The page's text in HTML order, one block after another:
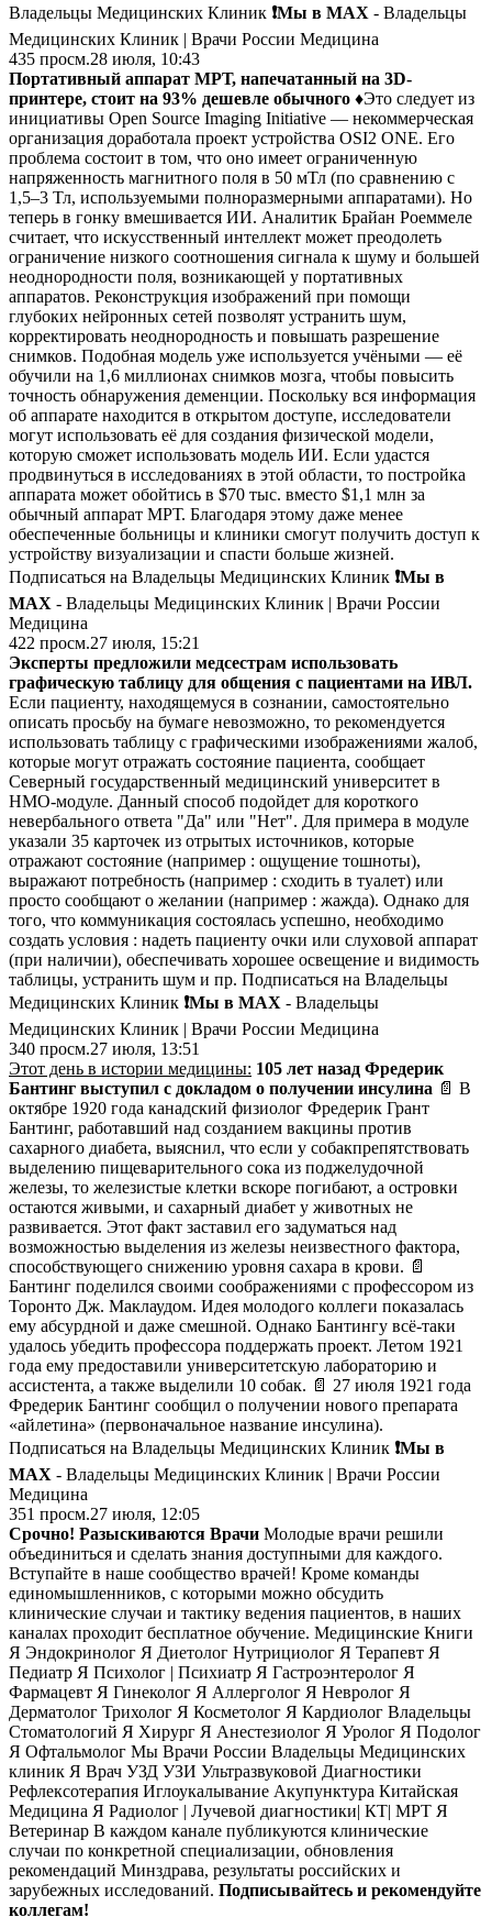
Владельцы Медицинских Клиник ❗️Мы в MAX - Владельцы
Медицинских Клиник | Врачи России Медицина
435 просм.28 июля, 10:43
Портативный аппарат МРТ, напечатанный на 3D-
принтере, стоит на 93% дешевле обычного ♦️Это следует из
инициативы Open Source Imaging Initiative — некоммерческая
организация доработала проект устройства OSI2 ONE. Его
проблема состоит в том, что оно имеет ограниченную
напряженность магнитного поля в 50 мТл (по сравнению с
1,5–3 Тл, используемыми полноразмерными аппаратами). Но
теперь в гонку вмешивается ИИ. Аналитик Брайан Роеммеле
считает, что искусственный интеллект может преодолеть
ограничение низкого соотношения сигнала к шуму и большей
неоднородности поля, возникающей у портативных
аппаратов. Реконструкция изображений при помощи
глубоких нейронных сетей позволят устранить шум,
корректировать неоднородность и повышать разрешение
снимков. Подобная модель уже используется учёными — её
обучили на 1,6 миллионах снимков мозга, чтобы повысить
точность обнаружения деменции. Поскольку вся информация
об аппарате находится в открытом доступе, исследователи
могут использовать её для создания физической модели,
которую сможет использовать модель ИИ. Если удастся
продвинуться в исследованиях в этой области, то постройка
аппарата может обойтись в $70 тыс. вместо $1,1 млн за
обычный аппарат МРТ. Благодаря этому даже менее
обеспеченные больницы и клиники смогут получить доступ к
устройству визуализации и спасти больше жизней.
Подписаться на Владельцы Медицинских Клиник ❗️Мы в
MAX - Владельцы Медицинских Клиник | Врачи России
Медицина
422 просм.27 июля, 15:21
Эксперты предложили медсестрам использовать
графическую таблицу для общения с пациентами на ИВЛ.
Если пациенту, находящемуся в сознании, самостоятельно
описать просьбу на бумаге невозможно, то рекомендуется
использовать таблицу с графическими изображениями жалоб,
которые могут отражать состояние пациента, сообщает
Северный государственный медицинский университет в
НМО-модуле. Данный способ подойдет для короткого
невербального ответа "Да" или "Нет". Для примера в модуле
указали 35 карточек из отрытых источников, которые
отражают состояние (например : ощущение тошноты),
выражают потребность (например : сходить в туалет) или
просто сообщают о желании (например : жажда). Однако для
того, что коммуникация состоялась успешно, необходимо
создать условия : надеть пациенту очки или слуховой аппарат
(при наличии), обеспечивать хорошее освещение и видимость
таблицы, устранить шум и пр. Подписаться на Владельцы
Медицинских Клиник ❗️Мы в MAX - Владельцы
Медицинских Клиник | Врачи России Медицина
340 просм.27 июля, 13:51
Этот день в истории медицины: 105 лет назад Фредерик
Бантинг выступил с докладом о получении инсулина 📄 В
октябре 1920 года канадский физиолог Фредерик Грант
Бантинг, работавший над созданием вакцины против
сахарного диабета, выяснил, что если у собакпрепятствовать
выделению пищеварительного сока из поджелудочной
железы, то железистые клетки вскоре погибают, а островки
остаются живыми, и сахарный диабет у животных не
развивается. Этот факт заставил его задуматься над
возможностью выделения из железы неизвестного фактора,
способствующего снижению уровня сахара в крови. 📄
Бантинг поделился своими соображениями с профессором из
Торонто Дж. Маклаудом. Идея молодого коллеги показалась
ему абсурдной и даже смешной. Однако Бантингу всё-таки
удалось убедить профессора поддержать проект. Летом 1921
года ему предоставили университетскую лабораторию и
ассистента, а также выделили 10 собак. 📄 27 июля 1921 года
Фредерик Бантинг сообщил о получении нового препарата
«айлетина» (первоначальное название инсулина).
Подписаться на Владельцы Медицинских Клиник ❗️Мы в
MAX - Владельцы Медицинских Клиник | Врачи России
Медицина
351 просм.27 июля, 12:05
Срочно! Разыскиваются Врачи Молодые врачи решили
объединиться и сделать знания доступными для каждого.
Вступайте в наше сообщество врачей! Кроме команды
единомышленников, с которыми можно обсудить
клинические случаи и тактику ведения пациентов, в наших
каналах проходит бесплатное обучение. Медицинские Книги
Я Эндокринолог Я Диетолог Нутрициолог Я Терапевт Я
Педиатр Я Психолог | Психиатр Я Гастроэнтеролог Я
Фармацевт Я Гинеколог Я Аллерголог Я Невролог Я
Дерматолог Трихолог Я Косметолог Я Кардиолог Владельцы
Стоматологий Я Хирург Я Анестезиолог Я Уролог Я Подолог
Я Офтальмолог Мы Врачи России Владельцы Медицинских
клиник Я Врач УЗД УЗИ Ультразвуковой Диагностики
Рефлексотерапия Иглоукалывание Акупунктура Китайская
Медицина Я Радиолог | Лучевой диагностики| КТ| МРТ Я
Ветеринар В каждом канале публикуются клинические
случаи по конкретной специализации, обновления
рекомендаций Минздрава, результаты российских и
зарубежных исследований. Подписывайтесь и рекомендуйте
коллегам!